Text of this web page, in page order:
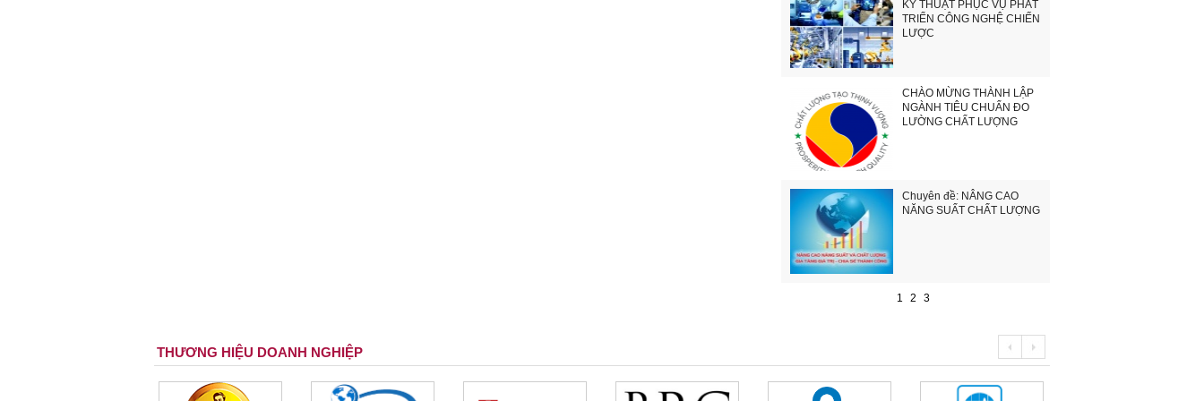
KỸ THUẬT PHỤC VỤ PHÁT
TRIỂN CÔNG NGHỆ CHIẾN
LƯỢC
CHÀO MỪNG THÀNH LẬP
NGÀNH TIÊU CHUẨN ĐO
LƯỜNG CHẤT LƯỢNG
Chuyên đề: NÂNG CAO
NĂNG SUẤT CHẤT LƯỢNG
1 2 3
THƯƠNG HIỆU DOANH NGHIỆP